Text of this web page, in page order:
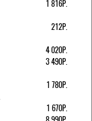
1 816Р.
212Р.
4 020Р.
3 490Р.
1 780Р.
1 670Р.